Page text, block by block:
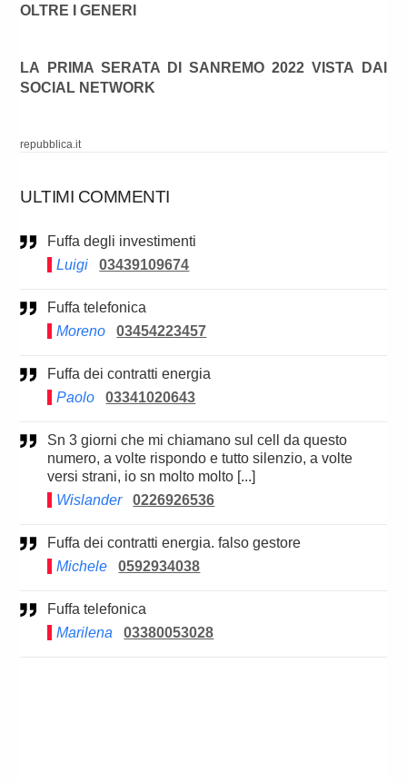
OLTRE I GENERI
LA PRIMA SERATA DI SANREMO 2022 VISTA DAI
SOCIAL NETWORK
repubblica.it
ULTIMI COMMENTI
Fuffa degli investimenti
Luigi
03439109674
Fuffa telefonica
Moreno
03454223457
Fuffa dei contratti energia
Paolo
03341020643
Sn 3 giorni che mi chiamano sul cell da questo
numero, a volte rispondo e tutto silenzio, a volte
versi strani, io sn molto molto [...]
Wislander
0226926536
Fuffa dei contratti energia. falso gestore
Michele
0592934038
Fuffa telefonica
Marilena
03380053028